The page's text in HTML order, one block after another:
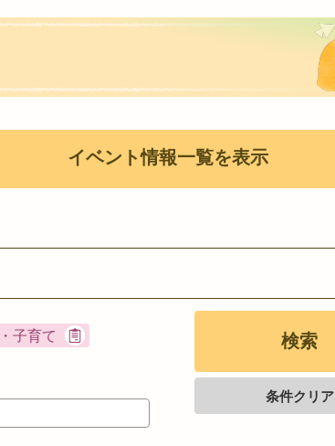
イベント情報一覧を表示
子育て
条件クリア